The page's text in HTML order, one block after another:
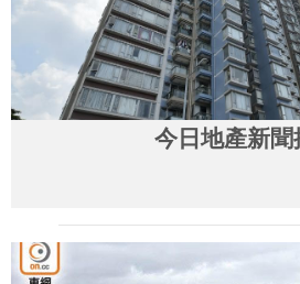
今日地產新聞